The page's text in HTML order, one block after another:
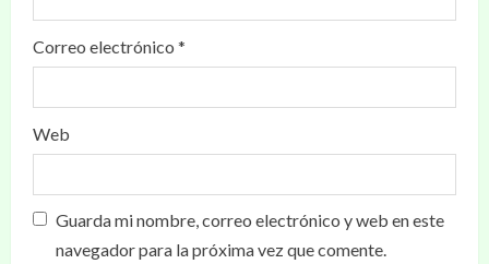
Correo electrónico *
Web
Guarda mi nombre, correo electrónico y web en este
navegador para la próxima vez que comente.